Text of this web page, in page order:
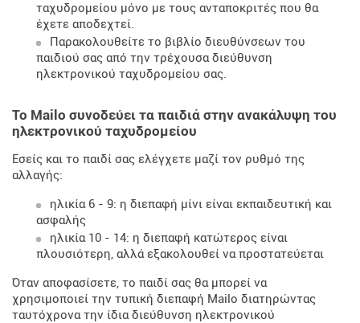
ταχυδρομείου μόνο με τους ανταποκριτές που θα
έχετε αποδεχτεί.
Παρακολουθείτε το βιβλίο διευθύνσεων του
παιδιού σας από την τρέχουσα διεύθυνση
ηλεκτρονικού ταχυδρομείου σας.
Το Mailo συνοδεύει τα παιδιά στην ανακάλυψη του
ηλεκτρονικού ταχυδρομείου
Εσείς και το παιδί σας ελέγχετε μαζί τον ρυθμό της
αλλαγής:
ηλικία 6 - 9: η διεπαφή μίνι είναι εκπαιδευτική και
ασφαλής
ηλικία 10 - 14: η διεπαφή κατώτερος είναι
πλουσιότερη, αλλά εξακολουθεί να προστατεύεται
Όταν αποφασίσετε, το παιδί σας θα μπορεί να
χρησιμοποιεί την τυπική διεπαφή Mailo διατηρώντας
ταυτόχρονα την ίδια διεύθυνση ηλεκτρονικού